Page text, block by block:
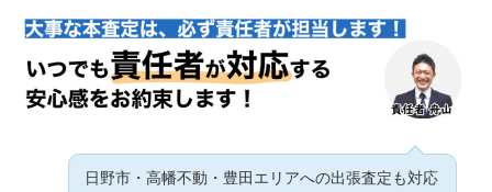
日野市・高幡不動・豊田エリアへの出張査定も対応